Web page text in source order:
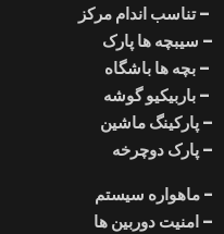
–تناسب انداممرکز
– سیبچه هاپارک
–بچه هاباشگاه
–باربیکیوگوشه
–پارکینگ ماشین
– پارک دوچرخه
- ماهواره سیستم
–امنیتدوربین ها